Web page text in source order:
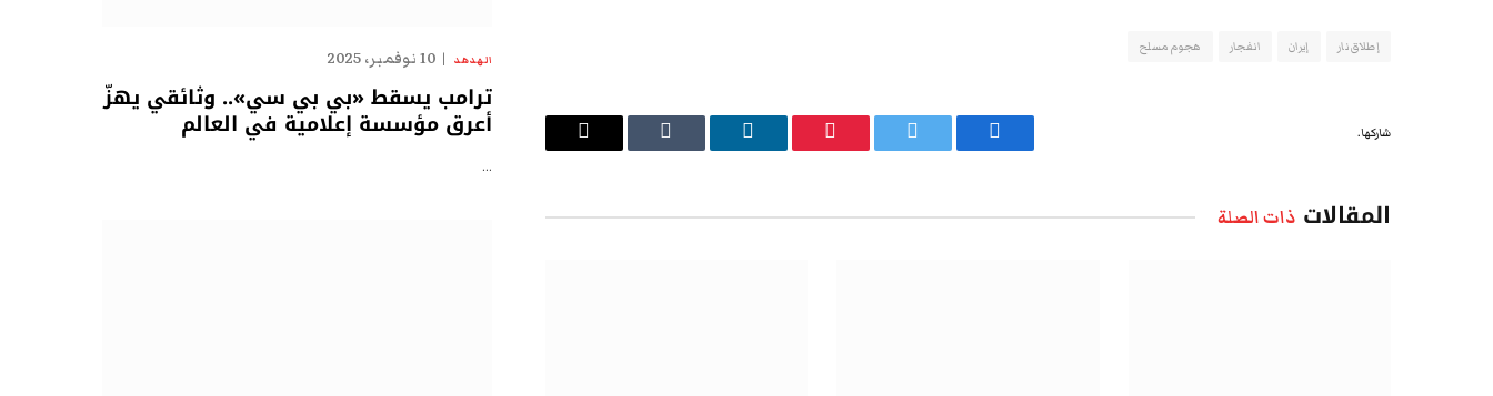
إطلاق نار إيران انفجار هجوم مسلح
شاركها.
فيسبوك تويتر بينتيريست لينكدإن Tumblr
البريد
المقالات ذات الصلة
الهدهد 10 نوفمبر، 2025
ترامب يسقط «بي بي سي».. وثائقي يهزّ
أعرق مؤسسة إعلامية في العالم
…